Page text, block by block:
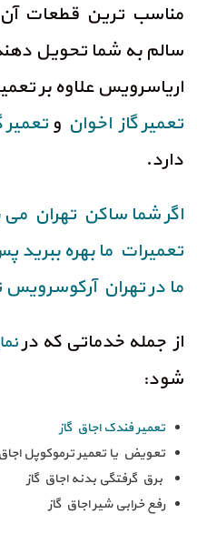
مناسب ترین قطعات آن
سالم به شما تحویل
اریاسرویس علاوه بر تعمیر
تعمیر گاز اخوان و
دارد.
اگر شما ساکن تهران می
تعمیرات ما بهره
ما در تهران
از جمله خدماتی که در
شود:
تعمیر فندک اجاق گاز
تعویض یا تعمیر ترموکوپل
برق گرفتگی بدنه اجاق گاز
رفع خرابی شیر اجاق گاز